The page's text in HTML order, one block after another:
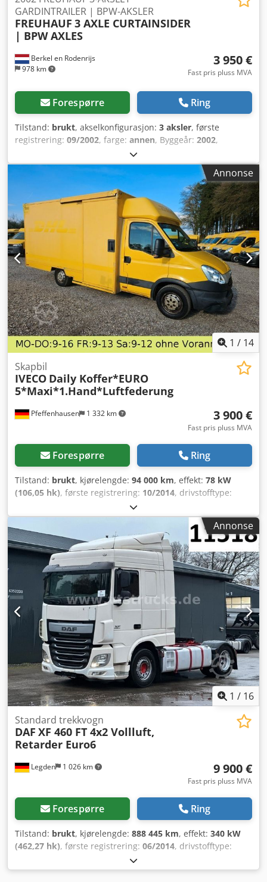
Berkel en Rodenrijs
978 km
GARDINTRAILER | BPW-AKSLER
FREUHAUF 3 AXLE CURTAINSIDER
| BPW AXLES
3 950 €
Fast pris pluss MVA
Forespørre Ring
Tilstand: brukt, akselkonfigurasjon: 3 aksler, første
registrering: 09/2002, farge: annen, Byggeår: 2002,
Egenvekt: 6 800 kg Aksel 1: venstre 8 mm, høyre 8 mm
Aksel 2: venstre 10 mm, høyre 10 mm Dksdpfxjwhn Irs
Abijr Aksel 3: venstre 7 mm, høyre 7 mm
Annonse
1 / 14
Pfeffenhausen 1 332 km
Skapbil
IVECO Daily Koffer*EURO
5*Maxi*1.Hand*Luftfederung
3 900 €
Fast pris pluss MVA
Forespørre Ring
Tilstand: brukt, kjørelengde: 94 000 km, effekt: 78 kW
(106,05 hk), første registrering: 10/2014, drivstofftype:
, farge:
utslippsklasse:Euro 5, antall seter:2, Utstyr:ABS,
elektronisk stabilitetsprogram (ESP), partikkelfilter,
sentral låsing,
Annonse
1 / 16
Legden 1 026 km
Standard trekkvogn
DAF XF 460 FT 4x2 Vollluft,
Retarder Euro6
9 900 €
Fast pris pluss MVA
Forespørre Ring
Tilstand: brukt, kjørelengde: 888 445 km, effekt: 340 kW
(462,27 hk), første registrering: 06/2014, drivstofftype:
, akselkonfigurasjon:
neste kontroll (TÜV):05/2026, bremser:retarder, farge: